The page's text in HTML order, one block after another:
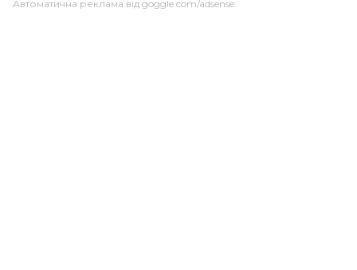
Автоматична реклама від goggle.com/adsense: